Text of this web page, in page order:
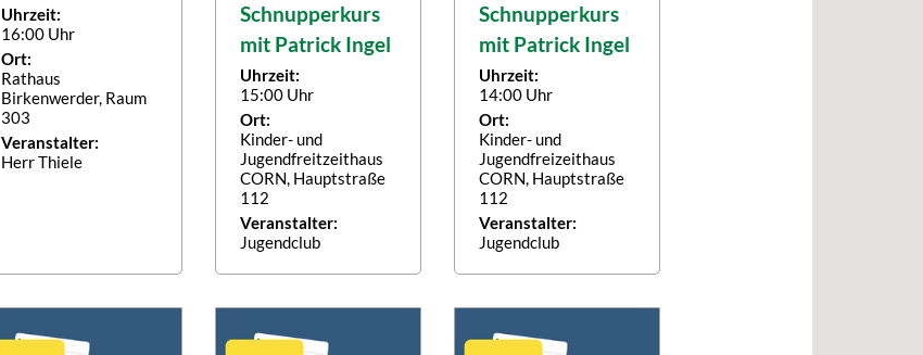
Uhrzeit:
16:00 Uhr
Ort:
Rathaus
Birkenwerder, Raum
303
Veranstalter:
Herr Thiele
Schnupperkurs
mit Patrick Ingel
Uhrzeit:
15:00 Uhr
Ort:
Kinder- und
Jugendfreitzeithaus
CORN, Hauptstraße
112
Veranstalter:
Jugendclub
Schnupperkurs
mit Patrick Ingel
Uhrzeit:
14:00 Uhr
Ort:
Kinder- und
Jugendfreizeithaus
CORN, Hauptstraße
112
Veranstalter:
Jugendclub